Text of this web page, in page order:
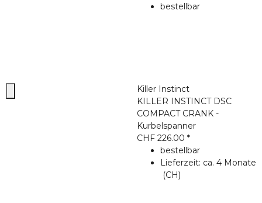
bestellbar
Killer Instinct
KILLER INSTINCT DSC
COMPACT CRANK -
Kurbelspanner
CHF 226.00 *
bestellbar
Lieferzeit: ca. 4 Monate
(CH)